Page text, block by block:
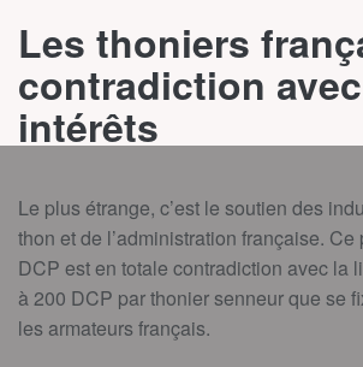
Les thoniers
contradiction
intérêts
Le plus étrange, c’est le soutien des
thon et de l’administration française.
DCP est en totale contradiction avec la
à 200 DCP par thonier senneur que se
les armateurs français.